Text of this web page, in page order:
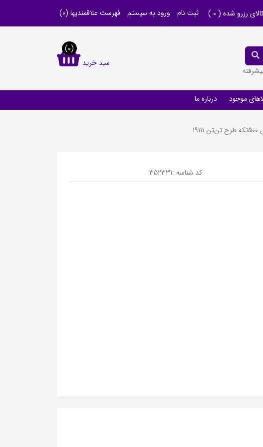
رزرو شده ( 0
) ثبت نام ورود به سیستم فهرست علاقمندیها (0)
سبد خرید
(0)
موجود درباره ما
کد شناسه :352331